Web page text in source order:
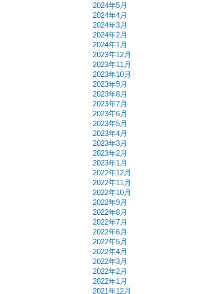
2024年5月
2024年4月
2024年3月
2024年2月
2024年1月
2023年12月
2023年11月
2023年10月
2023年9月
2023年8月
2023年7月
2023年6月
2023年5月
2023年4月
2023年3月
2023年2月
2023年1月
2022年12月
2022年11月
2022年10月
2022年9月
2022年8月
2022年7月
2022年6月
2022年5月
2022年4月
2022年3月
2022年2月
2022年1月
2021年12月